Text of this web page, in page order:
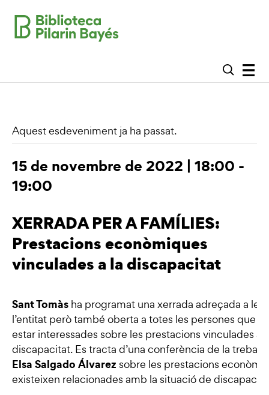
Aquest esdeveniment ja ha passat.
15 de novembre de 2022 | 18:00 -
19:00
XERRADA PER A FAMÍLIES:
Prestacions econòmiques
vinculades a la discapacitat
Sant Tomàs ha programat una xerrada adreçada a les
l’entitat però també oberta a totes les persones que
estar interessades sobre les prestacions vinculades a
discapacitat. Es tracta d’una conferència de la
Elsa Salgado Álvarez sobre les prestacions
existeixen relacionades amb la situació de